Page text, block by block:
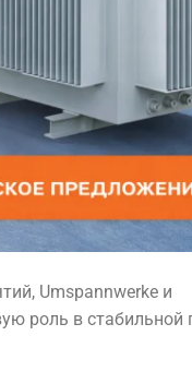
Umspannwerke и
роль в стабильной